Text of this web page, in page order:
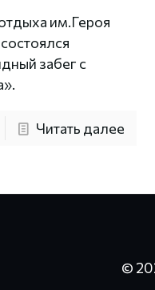
им.Героя
забег с
Читать далее
©